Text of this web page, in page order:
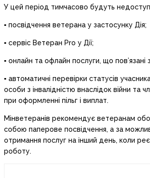
У цей період тимчасово будуть
▪ посвідчення ветерана у застосунку Дія;
▪ сервіс Ветеран Pro у Дії;
▪ онлайн та офлайн послуги, що пов’язані
▪ автоматичні перевірки статусів
особи з інвалідністю внаслідок війни та
при оформленні пільг і виплат.
Мінветеранів рекомендує ветеранам
собою паперове посвідчення, а за
отримання послуг на інший день, коли
роботу.